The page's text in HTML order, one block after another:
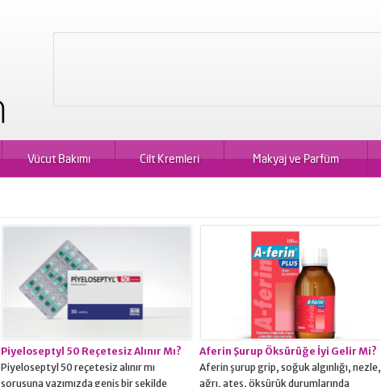
Vücut Bakımı Cilt Kremleri Makyaj ve Parfüm
Piyeloseptyl 50 Reçetesiz Alınır Mı?
Piyeloseptyl 50 reçetesiz alınır mı
sorusuna yazımızda geniş bir şekilde
Aferin Şurup Öksürüğe İyi Gelir Mi?
Aferin şurup grip, soğuk algınlığı, nezle,
ağrı, ateş, öksürük durumlarında